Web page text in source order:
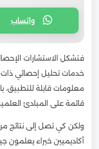
واتساب
فتشكل الاستشارات
خدمات تحليل إحصائي ذات
معلومات قابلة للتطبيق،
قائمة على المبادئ
ولكن كي تصل إلى نتائج
أكاديميين خبراء يعلمون